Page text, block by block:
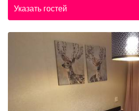
Указать гостей